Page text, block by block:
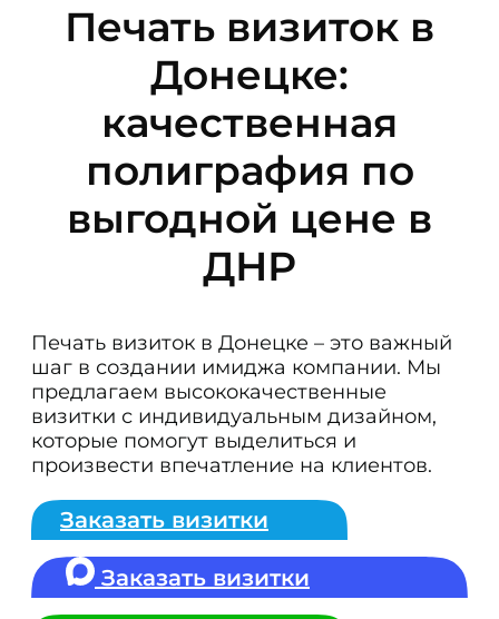
Печать визиток в
Донецке:
качественная
полиграфия по
выгодной цене в
ДНР
Печать визиток в Донецке – это важный
шаг в создании имиджа компании. Мы
предлагаем высококачественные
визитки с индивидуальным дизайном,
которые помогут выделиться и
произвести впечатление на клиентов.
Заказать визитки
Заказать визитки